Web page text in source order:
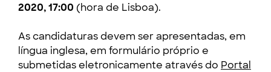
2020, 17:00 (hora de Lisboa).
As candidaturas devem ser apresentadas, em
língua inglesa, em formulário próprio e
submetidas eletronicamente através do Portal